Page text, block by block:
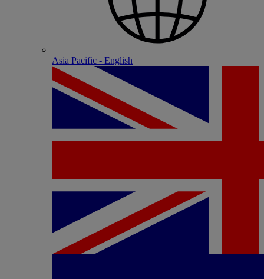
Asia Pacific - English